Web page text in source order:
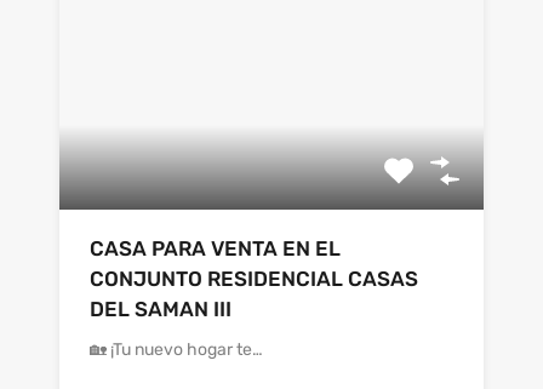
CASA PARA VENTA EN EL
CONJUNTO RESIDENCIAL CASAS
DEL SAMAN III
🏡 ¡Tu nuevo hogar te…